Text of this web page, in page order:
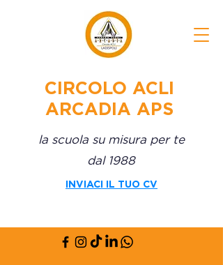
CIRCOLO ACLI
ARCADIA APS
la scuola su misura per te
dal 1988
INVIACI IL TUO CV